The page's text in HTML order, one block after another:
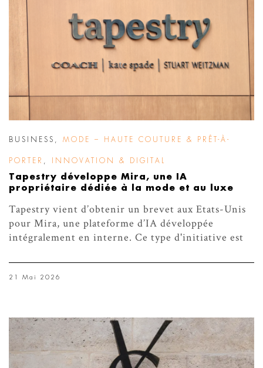
BUSINESS MODE – HAUTE COUTURE & PRÊT-À-
PORTER INNOVATION & DIGITAL
Tapestry développe Mira, une IA
propriétaire dédiée à la mode et au luxe
Tapestry vient d’obtenir un brevet aux Etats-Unis
pour Mira, une plateforme d’IA développée
intégralement en interne. Ce type d'initiative est
21 Mai 2026